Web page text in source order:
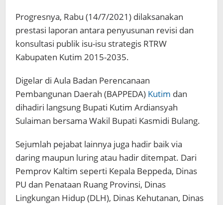
Progresnya, Rabu (14/7/2021) dilaksanakan
prestasi laporan antara penyusunan revisi dan
konsultasi publik isu-isu strategis RTRW
Kabupaten Kutim 2015-2035.
Digelar di Aula Badan Perencanaan
Pembangunan Daerah (BAPPEDA) Kutim dan
dihadiri langsung Bupati Kutim Ardiansyah
Sulaiman bersama Wakil Bupati Kasmidi Bulang.
Sejumlah pejabat lainnya juga hadir baik via
daring maupun luring atau hadir ditempat. Dari
Pemprov Kaltim seperti Kepala Beppeda, Dinas
PU dan Penataan Ruang Provinsi, Dinas
Lingkungan Hidup (DLH), Dinas Kehutanan, Dinas